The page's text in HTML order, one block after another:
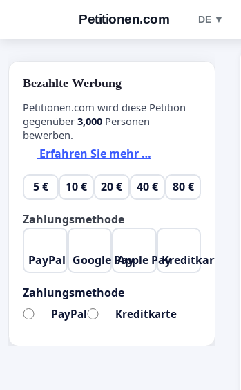
Petitionen.com DE ▼
Bezahlte Werbung
Petitionen.com wird diese Petition
gegenüber 3,000 Personen
bewerben.
Erfahren Sie mehr …
5 € 10 € 20 € 40 € 80 €
Zahlungsmethode
PayPal Google PayApple PayKreditkarte
Zahlungsmethode
PayPal Kreditkarte